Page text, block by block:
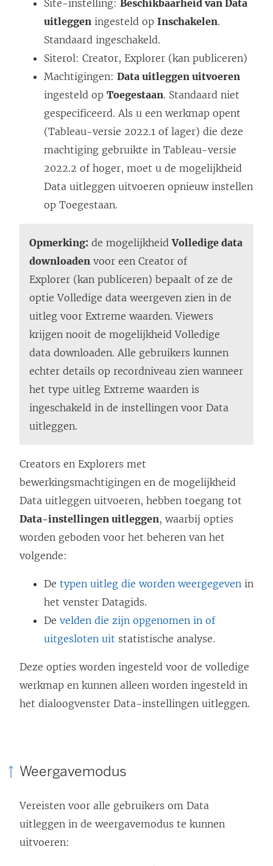
Site-instelling: Beschikbaarheid van Data
uitleggen ingesteld op Inschakelen.
Standaard ingeschakeld.
Siterol: Creator, Explorer (kan publiceren)
Machtigingen: Data uitleggen uitvoeren
ingesteld op Toegestaan. Standaard niet
gespecificeerd. Als u een werkmap opent
(Tableau-versie 2022.1 of lager) die deze
machtiging gebruikte in Tableau-versie
2022.2 of hoger, moet u de mogelijkheid
Data uitleggen uitvoeren opnieuw instellen
op Toegestaan.
Opmerking: de mogelijkheidVolledige data
downloaden voor een Creator of
Explorer (kan publiceren) bepaalt of ze de
optie Volledige data weergeven zien in de
uitleg voor Extreme waarden. Viewers
krijgen nooit de mogelijkheid Volledige
data downloaden. Alle gebruikers kunnen
echter details op recordniveau zien wanneer
het type uitleg Extreme waarden is
ingeschakeld in de instellingen voor Data
uitleggen.
Creators en Explorers met
bewerkingsmachtigingen en de mogelijkheid
Data uitleggen uitvoeren, hebben toegang tot
Data-instellingen uitleggen, waarbij opties
worden geboden voor het beheren van het
volgende:
De typen uitleg die worden weergegeven in
het venster Datagids.
De velden die zijn opgenomen in of
uitgesloten uit statistische analyse.
Deze opties worden ingesteld voor de volledige
werkmap en kunnen alleen worden ingesteld in
het dialoogvenster Data-instellingen uitleggen.
Weergavemodus
Vereisten voor alle gebruikers om Data
uitleggen in de weergavemodus te kunnen
uitvoeren: